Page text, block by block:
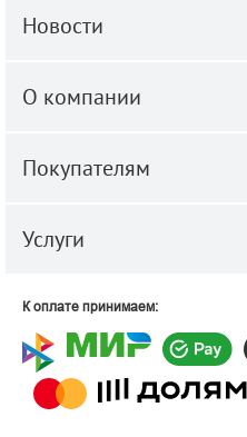
Новости
О компании
Покупателям
Услуги
К оплате принимаем: